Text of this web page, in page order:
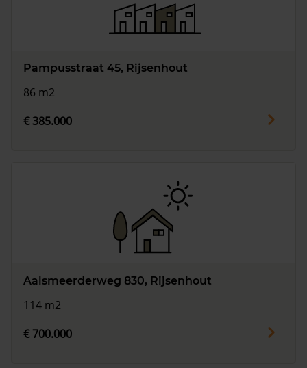
Pampusstraat 45, Rijsenhout
86 m2
€ 385.000
Aalsmeerderweg 830, Rijsenhout
114 m2
€ 700.000